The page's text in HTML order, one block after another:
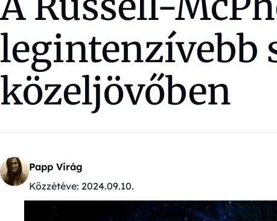
legintenzívebb
közeljövőben
Papp Virág
Közzétéve: 2024.09.10.